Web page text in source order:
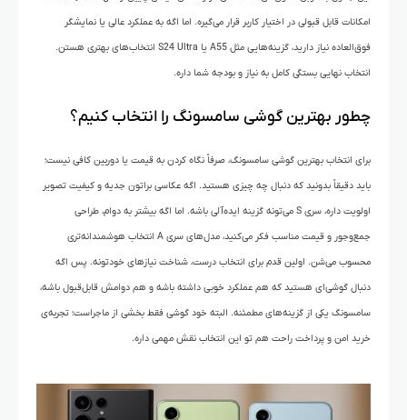
امکانات قابل قبولی در اختیار کاربر قرار می‌گیره. اما اگه به عملکرد عالی یا نمایشگر
فوق‌العاده نیاز دارید، گزینه‌هایی مثل A55 یا S24 Ultra انتخاب‌های بهتری هستن.
انتخاب نهایی بستگی کامل به نیاز و بودجه شما داره.
چطور بهترین گوشی سامسونگ را انتخاب کنیم؟
برای انتخاب بهترین گوشی سامسونگ، صرفاً نگاه کردن به قیمت یا دوربین کافی نیست؛
باید دقیقاً بدونید که دنبال چه چیزی هستید. اگه عکاسی براتون جدیه و کیفیت تصویر
اولویت داره، سری S می‌تونه گزینه‌ ایده‌آلی باشه. اما اگه بیشتر به دوام، طراحی
جمع‌وجور و قیمت مناسب فکر می‌کنید، مدل‌های سری A انتخاب هوشمندانه‌تری
محسوب می‌شن. اولین قدم برای انتخاب درست، شناخت نیازهای خودتونه. پس اگه
دنبال گوشی‌ای هستید که هم عملکرد خوبی داشته باشه و هم دوامش قابل‌قبول باشه،
سامسونگ یکی از گزینه‌های مطمئنه. البته خود گوشی فقط بخشی از ماجراست؛ تجربه‌ی
خرید امن و پرداخت راحت هم تو این انتخاب نقش مهمی داره.